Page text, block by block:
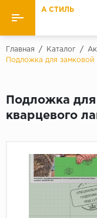
Назад
Паркетная доска
Плитка ПВХ
Линолеум
А СТИЛЬ
Главная / Каталог /
Подложка для
Подложка для
кварцевого